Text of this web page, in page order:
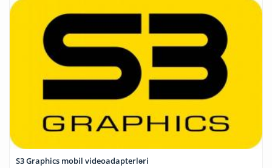
S3 Graphics mobil videoadapterləri